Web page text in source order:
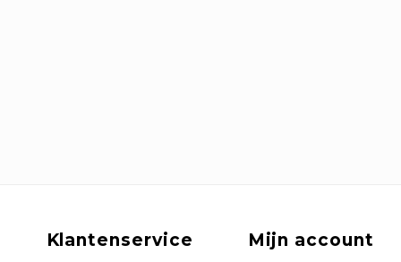
Klantenservice Mijn account